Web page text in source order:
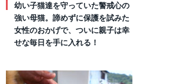
幼い子猫達を守っていた警戒心の
強い母猫。諦めずに保護を試みた
女性のおかげで、ついに親子は幸
せな毎日を手に入れる！